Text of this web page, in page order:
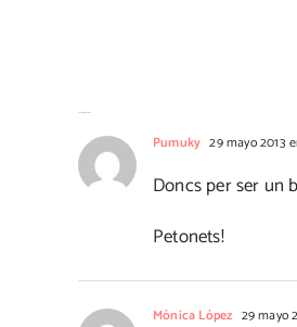
Pumuky 29 mayo 2013
Doncs per ser un
Petonets!
Mónica López 29 mayo